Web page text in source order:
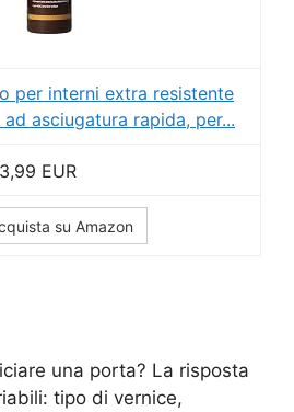
per interni extra resistente
asciugatura rapida, per...
EUR
su Amazon
una porta? La risposta
tipo di vernice,